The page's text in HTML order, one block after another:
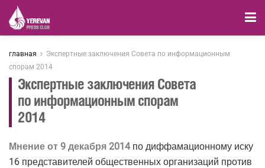
главная
Экспертные заключения Совета по информационным
спорам 2014
Экспертные заключения Совета
по информационным спорам
2014
Мнение от 9 декабря 2014по диффамационному иску
16 представителей общественных организаций против